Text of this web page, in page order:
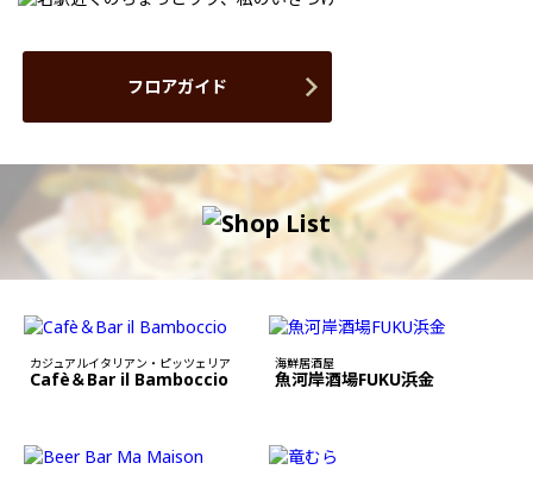
フロアガイド
カジュアルイタリアン・ピッツェリア
Cafè＆Bar il Bamboccio
海鮮居酒屋
魚河岸酒場FUKU浜金